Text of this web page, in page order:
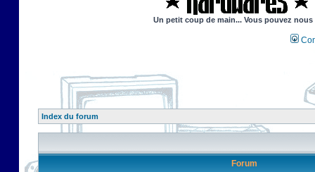
Un petit coup de main... Vous pouvez
Index du forum
Forum